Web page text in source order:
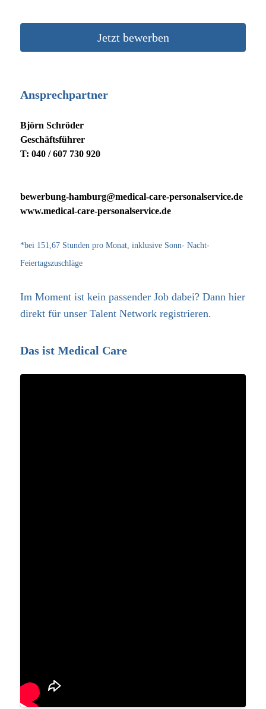
Jetzt bewerben
Ansprechpartner
Björn Schröder
Geschäftsführer
T: 040 / 607 730 920
bewerbung-hamburg@medical-care-personalservice.de
www.medical-care-personalservice.de
*bei 151,67 Stunden pro Monat, inklusive Sonn- Nacht-
Feiertagszuschläge
Im Moment ist kein passender Job dabei? Dann hier
direkt für unser Talent Network registrieren.
Das ist Medical Care